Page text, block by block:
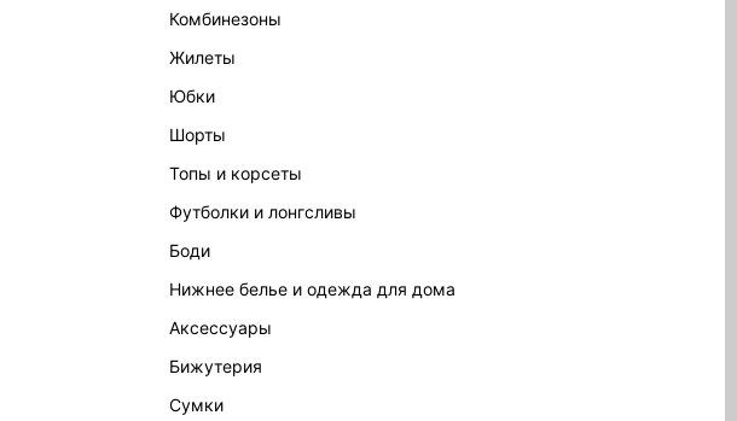
комбинезоны
жилеты
юбки
шорты
топы и корсеты
футболки и лонгсливы
боди
нижнее белье и одежда для дома
аксессуары
бижутерия
сумки